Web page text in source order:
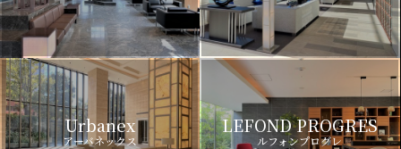
Urbanex
アーバネックス
LEFOND PROGRES
ルフォンプログレ